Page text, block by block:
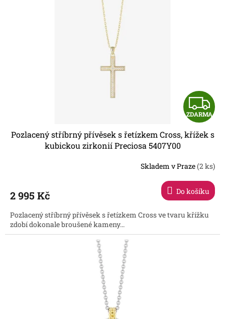
Z
D
A
R
ZDARMA
Pozlacený stříbrný přívěsek s řetízkem Cross, křížek s
kubickou zirkonií Preciosa 5407Y00
Skladem v Praze(2 ks)
2 995 Kč Do košíku
Pozlacený stříbrný přívěsek s řetízkem Cross ve tvaru křížku
zdobí dokonale broušené kameny...